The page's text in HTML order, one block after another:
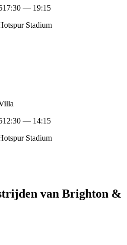
17:30 — 19:15
Stadium
12:30 — 14:15
Stadium
van Brighton &